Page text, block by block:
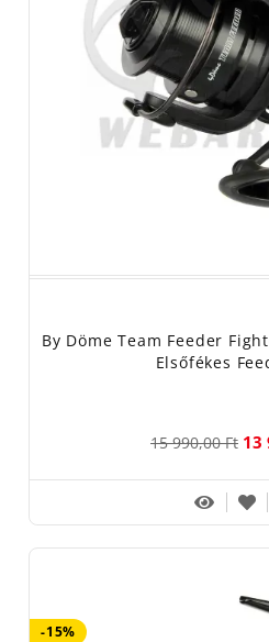
By Döme Team Feeder
Elsőfékes
15 990,00 Ft 13
-15%